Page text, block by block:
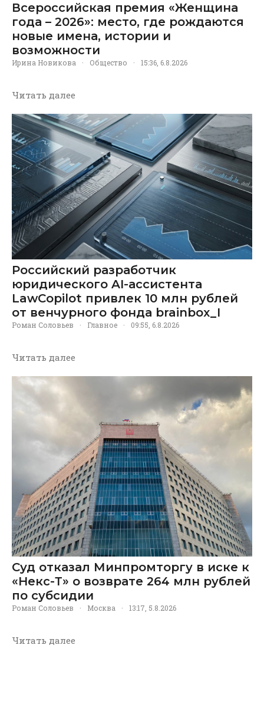
Всероссийская премия «Женщина
года – 2026»: место, где рождаются
новые имена, истории и
возможности
Ирина Новикова · Общество · 15:36, 6.8.2026
Читать далее
Российский разработчик
юридического AI-ассистента
LawCopilot привлек 10 млн рублей
от венчурного фонда brainbox_I
Роман Соловьев · Главное · 09:55, 6.8.2026
Читать далее
Суд отказал Минпромторгу в иске к
«Некс-Т» о возврате 264 млн рублей
по субсидии
Роман Соловьев · Москва · 13:17, 5.8.2026
Читать далее